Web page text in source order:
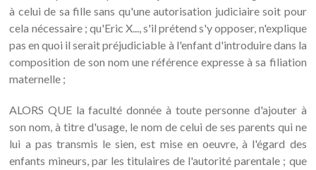
à celui de sa fille sans qu'une autorisation judiciaire soit pour
cela nécessaire ; qu'Eric X..., s'il prétend s'y opposer, n'explique
pas en quoi il serait préjudiciable à l'enfant d'introduire dans la
composition de son nom une référence expresse à sa filiation
maternelle ;
ALORS QUE la faculté donnée à toute personne d'ajouter à
son nom, à titre d'usage, le nom de celui de ses parents qui ne
lui a pas transmis le sien, est mise en oeuvre, à l'égard des
enfants mineurs, par les titulaires de l'autorité parentale ; que